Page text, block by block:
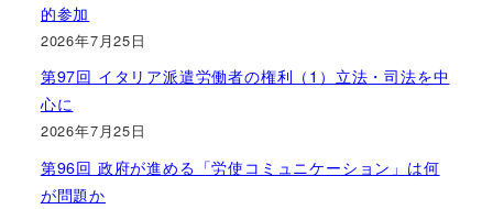
的参加
2026年7月25日
第97回 イタリア派遣労働者の権利（1）立法・司法を中
心に
2026年7月25日
第96回 政府が進める「労使コミュニケーション」は何
が問題か